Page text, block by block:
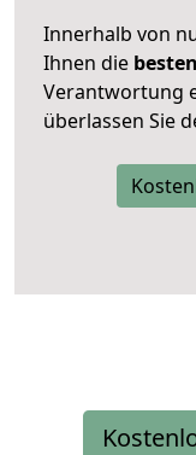
Innerhalb von
Ihnen die
Verantwortung
überlassen Sie